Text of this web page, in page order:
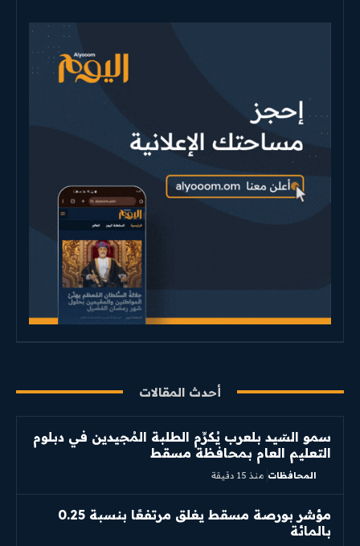
أحدث المقالات
سمو السّيد بلعرب يُكرِّم الطلبة المُجيدين في دبلوم
التعليم العام بمحافظة مسقط
المحافظات منذ 15 دقيقة
مؤشر بورصة مسقط يغلق مرتفعًا بنسبة 0.25
بالمائة